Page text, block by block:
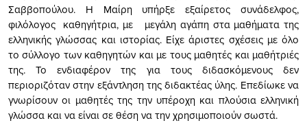
Σαββοπούλου. Η Μαίρη υπήρξε εξαίρετος συνάδελφος,
φιλόλογος καθηγήτρια, με μεγάλη αγάπη στα μαθήματα της
ελληνικής γλώσσας και ιστορίας. Είχε άριστες σχέσεις με όλο
το σύλλογο των καθηγητών και με τους μαθητές και μαθήτριές
της. Το ενδιαφέρον της για τους διδασκόμενους δεν
περιοριζόταν στην εξάντληση της διδακτέας ύλης. Επεδίωκε να
γνωρίσουν οι μαθητές της την υπέροχη και πλούσια ελληνική
γλώσσα και να είναι σε θέση να την χρησιμοποιούν σωστά.